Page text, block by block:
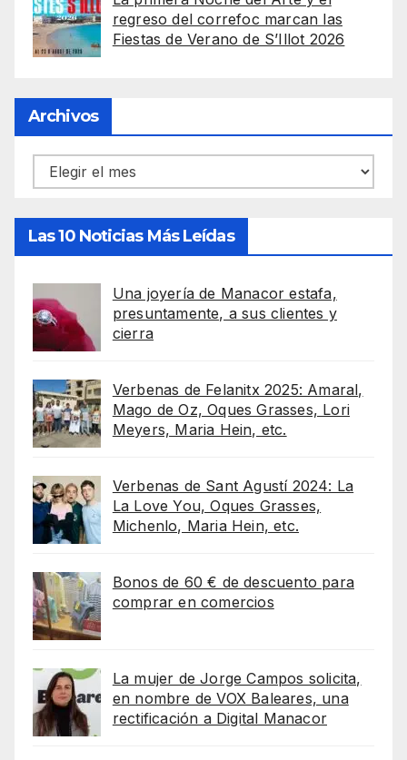
regreso del correfoc marcan las
Fiestas de Verano de S’Illot 2026
Archivos
Archivos
Las 10 Noticias Más Leídas
Una joyería de Manacor estafa,
presuntamente, a sus clientes y
cierra
Verbenas de Felanitx 2025: Amaral,
Mago de Oz, Oques Grasses, Lori
Meyers, Maria Hein, etc.
Verbenas de Sant Agustí 2024: La
La Love You, Oques Grasses,
Michenlo, Maria Hein, etc.
Bonos de 60 € de descuento para
comprar en comercios
La mujer de Jorge Campos solicita,
en nombre de VOX Baleares, una
rectificación a Digital Manacor